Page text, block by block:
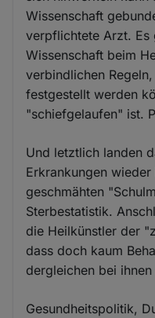
Wissenschaft
verpflichtete Arzt. Es
Wissenschaft beim
verbindlichen
festgestellt werden
"schiefgelaufen" ist.
Und letztlich landen
Erkrankungen
geschmähten
Sterbestatistik.
die Heilkünstler der
dass doch kaum
dergleichen bei
Gesundheitspolitik,